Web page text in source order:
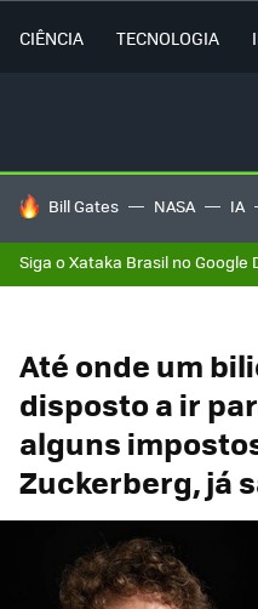
CIÊNCIA TECNOLOGIA
TENDÊNCIAS DO DIA
Bill Gates NASA IA
Siga o Xataka Brasil no Google
Até onde um
disposto a ir
alguns
Zuckerberg, já